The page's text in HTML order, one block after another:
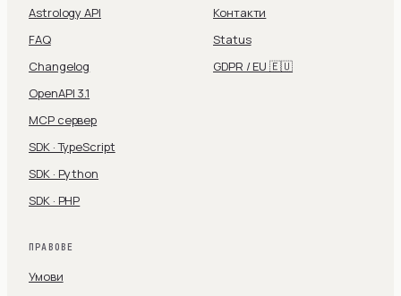
Astrology API
FAQ
Changelog
OpenAPI 3.1
MCP сервер
SDK · TypeScript
SDK · Python
SDK · PHP
Контакти
Status
GDPR / EU 🇪🇺
ПРАВОВЕ
Умови